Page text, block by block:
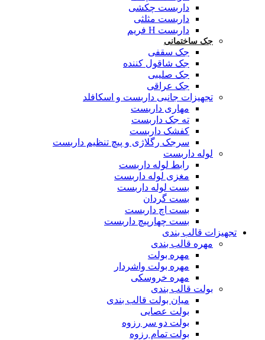
داربست چکشی
داربست مثلثی
داربست H فریم
جک ساختمانی
جک سقفی
جک شاقول کننده
جک صلیبی
جک عراقی
تجهیزات جانبی داربست و اسکافلد
مهاری داربست
ته جک داربست
کفشک داربست
سرجک رگلاژی و پیچ تنظیم داربست
لوله داربست
رابط لوله داربست
مغزی لوله داربست
بست لوله داربست
بست گردان
بست اچ داربست
بست چهارپیچ داربست
تجهیزات قالب بندی
مهره قالب بندی
مهره بولت
مهره بولت واشردار
مهره خروسکی
بولت قالب بندی
میان بولت قالب بندی
بولت عصایی
بولت دو سر رزوه
بولت تمام رزوه